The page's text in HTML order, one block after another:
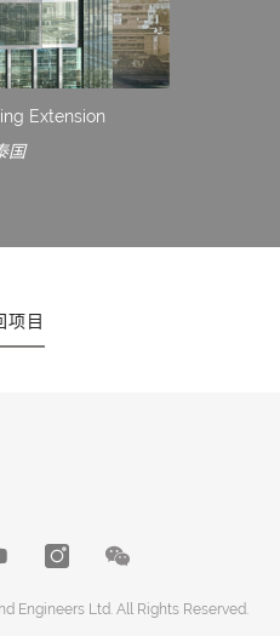
Extension
国
项目
Engineers Ltd. All Rights Reserved.